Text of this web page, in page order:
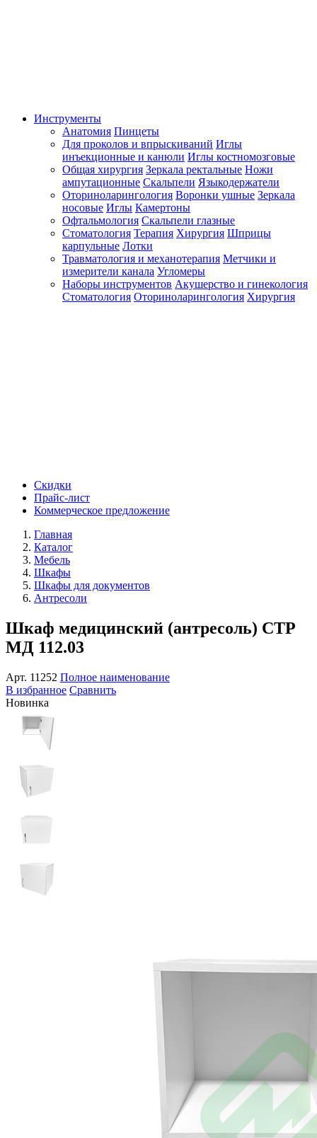
Инструменты
Анатомия Пинцеты
Для проколов и впрыскиваний Иглы
инъекционные и канюли Иглы костномозговые
Общая хирургия Зеркала ректальные Ножи
ампутационные Скальпели Языкодержатели
Оториноларингология Воронки ушные Зеркала
носовые Иглы Камертоны
Офтальмология Скальпели глазные
Стоматология Терапия Хирургия Шприцы
карпульные Лотки
Травматология и механотерапия Метчики и
измерители канала Угломеры
Наборы инструментов Акушерство и гинекология
Стоматология Оториноларингология Хирургия
Скидки
Прайс-лист
Коммерческое предложение
Главная
Каталог
Мебель
Шкафы
Шкафы для документов
Антресоли
Шкаф медицинский (антресоль) СТР
МД 112.03
Арт. 11252 Полное наименование
В избранное Сравнить
Новинка